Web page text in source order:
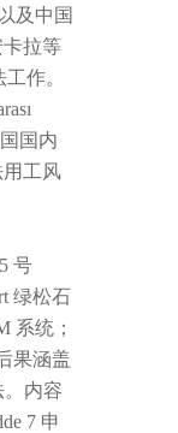
及中国
拉等
作。
国内
工风
号
绿松石
系统；
果涵盖
。内容
7 申